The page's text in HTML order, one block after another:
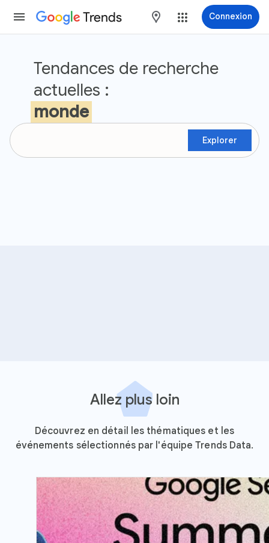
Trends maps Connexion
Tendances de recherche
actuelles :
monde
Explorer
Allez plus loin
Découvrez en détail les thématiques et les
événements sélectionnés par l'équipe Trends Data.